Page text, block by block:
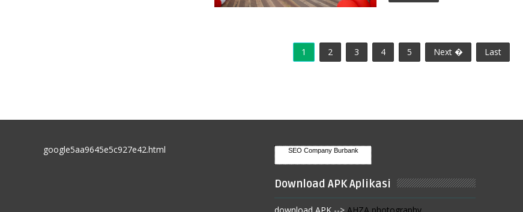
1 2 3 4 5 Next � Last
google5aa9645e5c927e42.html SEO Company Burbank
Download APK Aplikasi